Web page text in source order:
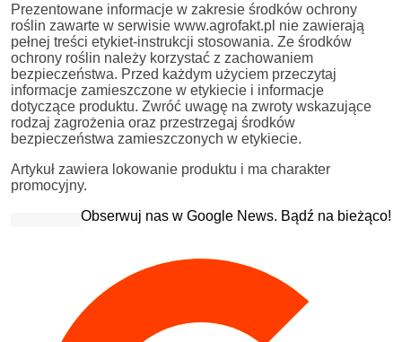
Prezentowane informacje w zakresie środków ochrony
roślin zawarte w serwisie www.agrofakt.pl nie zawierają
pełnej treści etykiet-instrukcji stosowania. Ze środków
ochrony roślin należy korzystać z zachowaniem
bezpieczeństwa. Przed każdym użyciem przeczytaj
informacje zamieszczone w etykiecie i informacje
dotyczące produktu. Zwróć uwagę na zwroty wskazujące
rodzaj zagrożenia oraz przestrzegaj środków
bezpieczeństwa zamieszczonych w etykiecie.
Artykuł zawiera lokowanie produktu i ma charakter
promocyjny.
Obserwuj nas w Google News. Bądź na bieżąco!